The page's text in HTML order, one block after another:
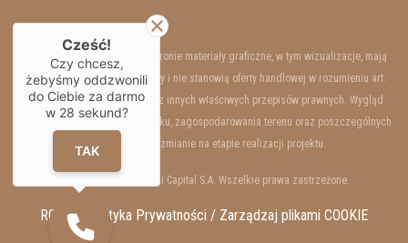
Przedstawione na niniejszej stronie materiały graficzne, w tym wizualizacje, mają
charakter wyłącznie poglądowy i nie stanowią oferty handlowej w rozumieniu art.
66 §1 Kodeksu Cywilnego oraz innych właściwych przepisów prawnych. Wygląd
wewnętrzny i zewnętrzny budynku, zagospodarowania terenu oraz poszczególnych
lokali mogą ulec zmianie na etapie realizacji projektu.
Copyrights © 2025 Resi Capital S.A. Wszelkie prawa zastrzeżone.
RODO / Polityka Prywatności / Zarządzaj plikami COOKIE
Cześć!
Czy chcesz,
żebyśmy oddzwonili
do Ciebie za darmo
w 28 sekund?
TAK